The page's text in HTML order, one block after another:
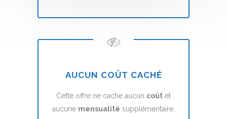
AUCUN COÛT CACHÉ
Cette offre ne cache aucun coût et
aucune mensualité supplémentaire.